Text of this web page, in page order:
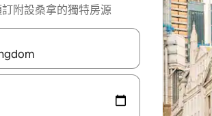
附設桑拿的獨特房源
容時請使用上下箭頭，或輕點、滑動裝置。